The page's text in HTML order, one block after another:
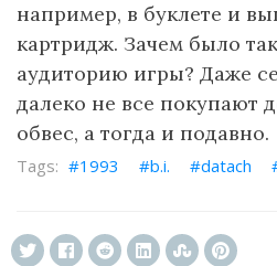
например, в буклете и
картридж. Зачем было
аудиторию игры? Даже
далеко не все покупают
обвес, а тогда и подавно.
1993 b.i. datach